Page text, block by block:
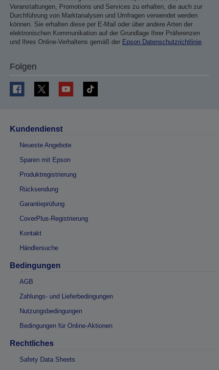
Veranstaltungen, Promotions und Services zu erhalten, die auch zur
Durchführung von Marktanalysen und Umfragen verwendet werden
können. Sie erhalten diese per E-Mail oder über andere Arten der
elektronischen Kommunikation auf der Grundlage Ihrer Präferenzen
und Ihres Online-Verhaltens gemäß der Epson Datenschutzrichtlinie.
Folgen
Kundendienst
Neueste Angebote
Sparen mit Epson
Produktregistrierung
Rücksendung
Garantieprüfung
CoverPlus-Registrierung
Kontakt
Händlersuche
Bedingungen
AGB
Zahlungs- und Lieferbedingungen
Nutzungsbedingungen
Bedingungen für Online-Aktionen
Rechtliches
Safety Data Sheets